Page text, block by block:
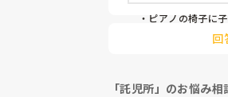
・ピアノの椅子に
・未満児のように
な細かい画用紙が 回
「託児所」のお悩み